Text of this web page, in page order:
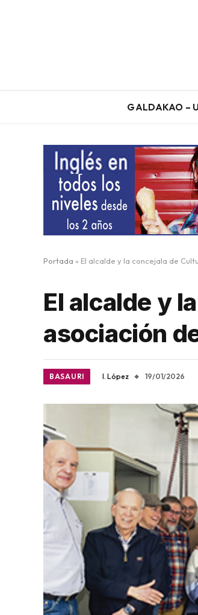
GALDAKAO –
Portada » El alcalde y la concejala de
El alcalde y
asociación
BASAURI I. López 19/01/2026